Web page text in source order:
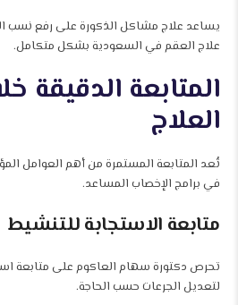
يساعد علاج مشاكل الذكورة على رفع نسب
علاج العقم في السعودية بشكل متكامل.
المتابعة الدقيقة
العلاج
تُعد المتابعة المستمرة من أهم العوامل
في برامج الإخصاب المساعد.
متابعة الاستجابة للتنشيط
تحرص دكتورة سهام العاكوم على متابعة
لتعديل الجرعات حسب الحاجة.